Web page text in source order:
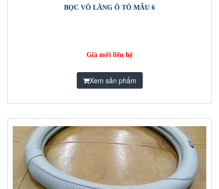
BỌC VÔ LĂNG Ô TÔ MẪU 6
Giá mời liên hệ
Xem sản phẩm